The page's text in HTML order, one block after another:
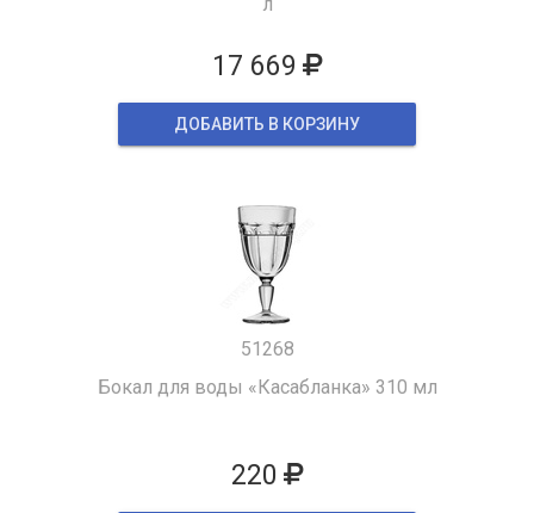
17 669
ДОБАВИТЬ В КОРЗИНУ
51268
Бокал для воды «Касабланка» 310 мл
220